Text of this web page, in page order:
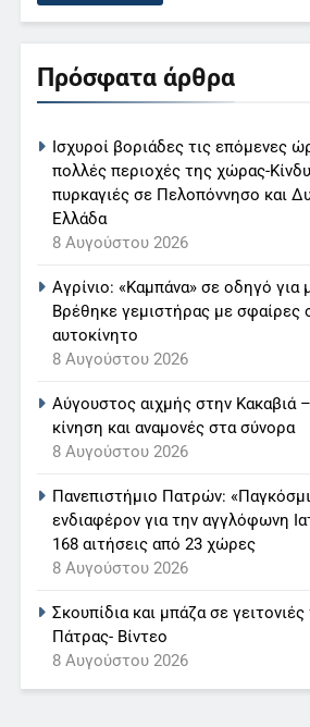
Πρόσφατα άρθρα
Ισχυροί βοριάδες τις επόμενες
πολλές περιοχές της χώρας-
πυρκαγιές σε Πελοπόννησο και
Ελλάδα
8 Αυγούστου 2026
Αγρίνιο: «Καμπάνα» σε οδηγό για
Βρέθηκε γεμιστήρας με σφαίρες
αυτοκίνητο
8 Αυγούστου 2026
Αύγουστος αιχμής στην Κακαβιά
κίνηση και αναμονές στα σύνορα
8 Αυγούστου 2026
Πανεπιστήμιο Πατρών:
ενδιαφέρον για την αγγλόφωνη
168 αιτήσεις από 23 χώρες
8 Αυγούστου 2026
Σκουπίδια και μπάζα σε
Πάτρας- Βίντεο
8 Αυγούστου 2026